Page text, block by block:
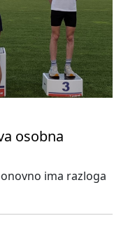
osobna
ima razloga